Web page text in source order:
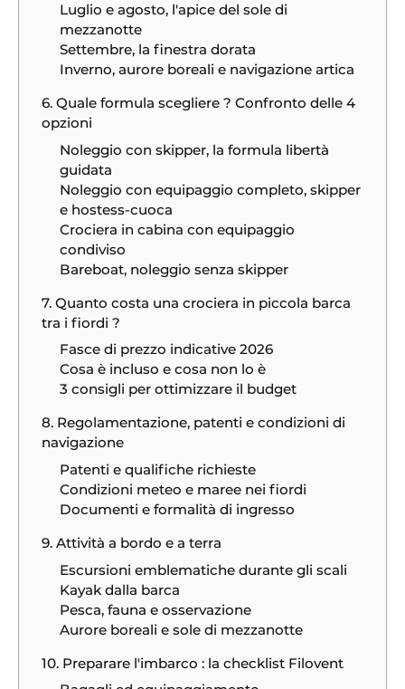
Luglio e agosto, l'apice del sole di
mezzanotte
Settembre, la finestra dorata
Inverno, aurore boreali e navigazione artica
6. Quale formula scegliere ? Confronto delle 4
opzioni
Noleggio con skipper, la formula libertà
guidata
Noleggio con equipaggio completo, skipper
e hostess-cuoca
Crociera in cabina con equipaggio
condiviso
Bareboat, noleggio senza skipper
7. Quanto costa una crociera in piccola barca
tra i fiordi ?
Fasce di prezzo indicative 2026
Cosa è incluso e cosa non lo è
3 consigli per ottimizzare il budget
8. Regolamentazione, patenti e condizioni di
navigazione
Patenti e qualifiche richieste
Condizioni meteo e maree nei fiordi
Documenti e formalità di ingresso
9. Attività a bordo e a terra
Escursioni emblematiche durante gli scali
Kayak dalla barca
Pesca, fauna e osservazione
Aurore boreali e sole di mezzanotte
10. Preparare l'imbarco : la checklist Filovent